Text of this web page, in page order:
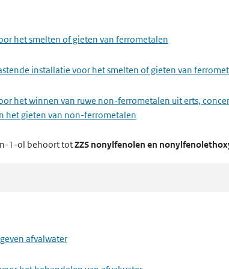
kalk
lijm, waspoeder of enzymen
het smelten of gieten van ferrometalen
installatie voor het smelten of gieten van
het winnen van ruwe non-ferrometalen uit erts,
het gieten van non-ferrometalen
het maken van cement, cementklinkers, ongebluste
installatie voor het maken van cement,
1-ol behoort totZZS nonylfenolen en
afvalwater